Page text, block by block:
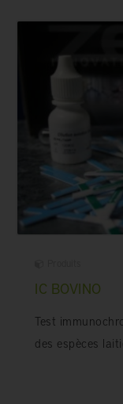
IC BOVINO
Test
des espèces